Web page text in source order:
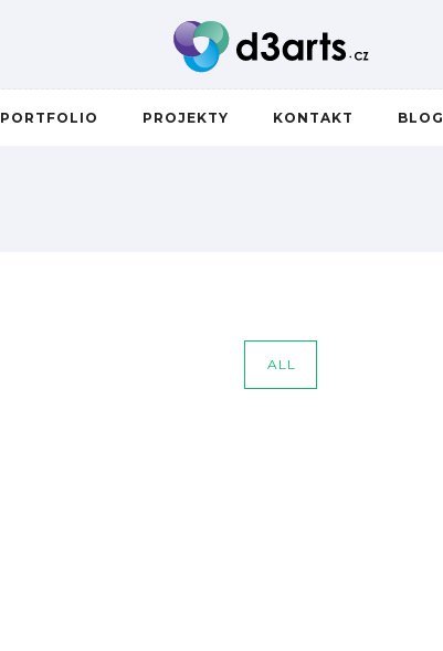
PORTFOLIO PROJEKTY KONTAKT BLOG
ALL